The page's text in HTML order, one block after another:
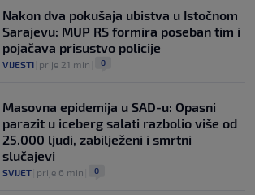
Nakon dva pokušaja ubistva u Istočnom
Sarajevu: MUP RS formira poseban tim i
pojačava prisustvo policije
VIJESTI prije 21 min 0
Masovna epidemija u SAD-u: Opasni
parazit u iceberg salati razbolio više od
25.000 ljudi, zabilježeni i smrtni
slučajevi
SVIJET prije 6 min 0